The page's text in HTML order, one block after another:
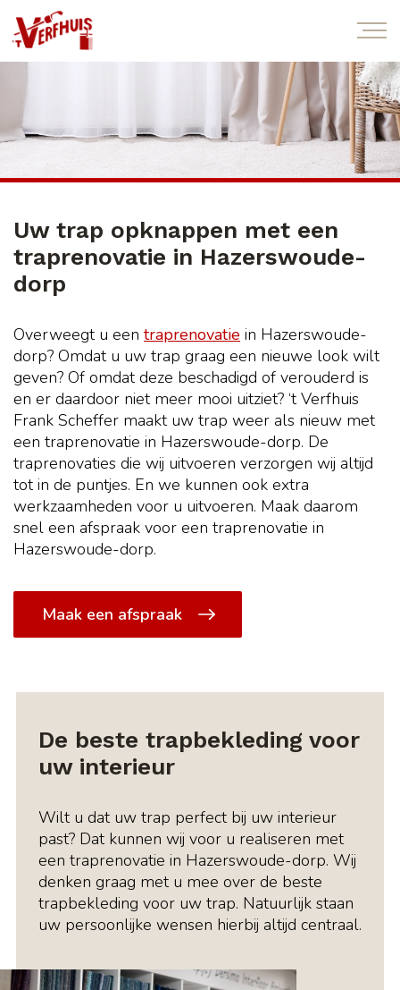
Uw trap opknappen met een
traprenovatie in Hazerswoude-
dorp
Overweegt u een traprenovatie in Hazerswoude-
dorp? Omdat u uw trap graag een nieuwe look wilt
geven? Of omdat deze beschadigd of verouderd is
en er daardoor niet meer mooi uitziet? ‘t Verfhuis
Frank Scheffer maakt uw trap weer als nieuw met
een traprenovatie in Hazerswoude-dorp. De
traprenovaties die wij uitvoeren verzorgen wij altijd
tot in de puntjes. En we kunnen ook extra
werkzaamheden voor u uitvoeren. Maak daarom
snel een afspraak voor een traprenovatie in
Hazerswoude-dorp.
Maak een afspraak
De beste trapbekleding voor
uw interieur
Wilt u dat uw trap perfect bij uw interieur
past? Dat kunnen wij voor u realiseren met
een traprenovatie in Hazerswoude-dorp. Wij
denken graag met u mee over de beste
trapbekleding voor uw trap. Natuurlijk staan
uw persoonlijke wensen hierbij altijd centraal.